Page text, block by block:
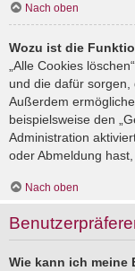
Nach oben
Wozu ist die
„Alle Cookies
und die dafür
Außerdem
beispielsweise den
Administration
oder Abmeldung
Nach oben
Wie kann ich meine